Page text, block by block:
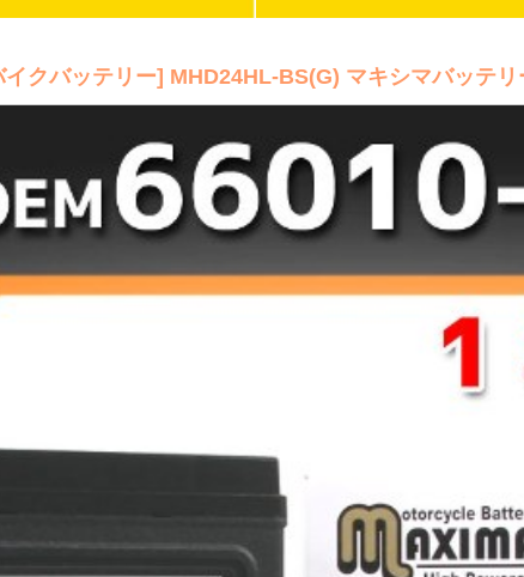
クバッテリー] MHD24HL-BS(G) マキシマバッテリ